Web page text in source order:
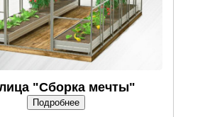
"Сборка мечты"
Подробнее